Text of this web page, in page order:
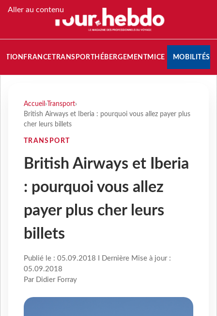
Aller au contenu
FRANCETRANSPORT HÉBERGEMENTMICE MOBILITÉS
Accueil › Transport›
British Airways et Iberia : pourquoi vous allez payer plus
cher leurs billets
TRANSPORT
British Airways et Iberia
: pourquoi vous allez
payer plus cher leurs
billets
Publié le : 05.09.2018 I Dernière Mise à jour :
05.09.2018
Par Didier Forray